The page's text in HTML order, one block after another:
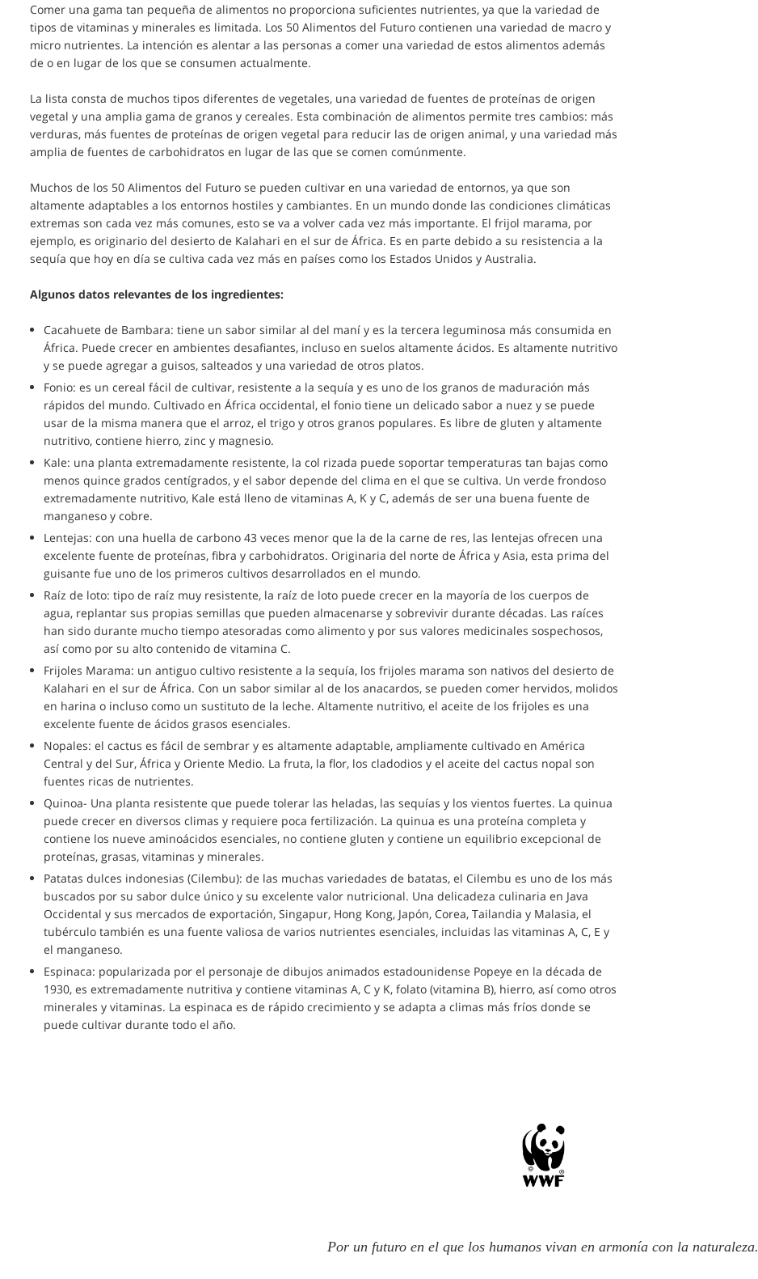
Comer una gama tan pequeña de alimentos no proporciona suficientes nutrientes, ya que la variedad de
tipos de vitaminas y minerales es limitada. Los 50 Alimentos del Futuro contienen una variedad de macro y
micro nutrientes. La intención es alentar a las personas a comer una variedad de estos alimentos además
de o en lugar de los que se consumen actualmente.
La lista consta de muchos tipos diferentes de vegetales, una variedad de fuentes de proteínas de origen
vegetal y una amplia gama de granos y cereales. Esta combinación de alimentos permite tres cambios: más
verduras, más fuentes de proteínas de origen vegetal para reducir las de origen animal, y una variedad más
amplia de fuentes de carbohidratos en lugar de las que se comen comúnmente.
Muchos de los 50 Alimentos del Futuro se pueden cultivar en una variedad de entornos, ya que son
altamente adaptables a los entornos hostiles y cambiantes. En un mundo donde las condiciones climáticas
extremas son cada vez más comunes, esto se va a volver cada vez más importante. El frijol marama, por
ejemplo, es originario del desierto de Kalahari en el sur de África. Es en parte debido a su resistencia a la
sequía que hoy en día se cultiva cada vez más en países como los Estados Unidos y Australia.
Algunos datos relevantes de los ingredientes:
Cacahuete de Bambara: tiene un sabor similar al del maní y es la tercera leguminosa más consumida en
África. Puede crecer en ambientes desafiantes, incluso en suelos altamente ácidos. Es altamente nutritivo
y se puede agregar a guisos, salteados y una variedad de otros platos.
Fonio: es un cereal fácil de cultivar, resistente a la sequía y es uno de los granos de maduración más
rápidos del mundo. Cultivado en África occidental, el fonio tiene un delicado sabor a nuez y se puede
usar de la misma manera que el arroz, el trigo y otros granos populares. Es libre de gluten y altamente
nutritivo, contiene hierro, zinc y magnesio.
Kale: una planta extremadamente resistente, la col rizada puede soportar temperaturas tan bajas como
menos quince grados centígrados, y el sabor depende del clima en el que se cultiva. Un verde frondoso
extremadamente nutritivo, Kale está lleno de vitaminas A, K y C, además de ser una buena fuente de
manganeso y cobre.
Lentejas: con una huella de carbono 43 veces menor que la de la carne de res, las lentejas ofrecen una
excelente fuente de proteínas, fibra y carbohidratos. Originaria del norte de África y Asia, esta prima del
guisante fue uno de los primeros cultivos desarrollados en el mundo.
Raíz de loto: tipo de raíz muy resistente, la raíz de loto puede crecer en la mayoría de los cuerpos de
agua, replantar sus propias semillas que pueden almacenarse y sobrevivir durante décadas. Las raíces
han sido durante mucho tiempo atesoradas como alimento y por sus valores medicinales sospechosos,
así como por su alto contenido de vitamina C.
Frijoles Marama: un antiguo cultivo resistente a la sequía, los frijoles marama son nativos del desierto de
Kalahari en el sur de África. Con un sabor similar al de los anacardos, se pueden comer hervidos, molidos
en harina o incluso como un sustituto de la leche. Altamente nutritivo, el aceite de los frijoles es una
excelente fuente de ácidos grasos esenciales.
Nopales: el cactus es fácil de sembrar y es altamente adaptable, ampliamente cultivado en América
Central y del Sur, África y Oriente Medio. La fruta, la flor, los cladodios y el aceite del cactus nopal son
fuentes ricas de nutrientes.
Quinoa- Una planta resistente que puede tolerar las heladas, las sequías y los vientos fuertes. La quinua
puede crecer en diversos climas y requiere poca fertilización. La quinua es una proteína completa y
contiene los nueve aminoácidos esenciales, no contiene gluten y contiene un equilibrio excepcional de
proteínas, grasas, vitaminas y minerales.
Patatas dulces indonesias (Cilembu): de las muchas variedades de batatas, el Cilembu es uno de los más
buscados por su sabor dulce único y su excelente valor nutricional. Una delicadeza culinaria en Java
Occidental y sus mercados de exportación, Singapur, Hong Kong, Japón, Corea, Tailandia y Malasia, el
tubérculo también es una fuente valiosa de varios nutrientes esenciales, incluidas las vitaminas A, C, E y
el manganeso.
Espinaca: popularizada por el personaje de dibujos animados estadounidense Popeye en la década de
1930, es extremadamente nutritiva y contiene vitaminas A, C y K, folato (vitamina B), hierro, así como otros
minerales y vitaminas. La espinaca es de rápido crecimiento y se adapta a climas más fríos donde se
puede cultivar durante todo el año.
Por un futuro en el que los humanos vivan en armonía con la naturaleza.